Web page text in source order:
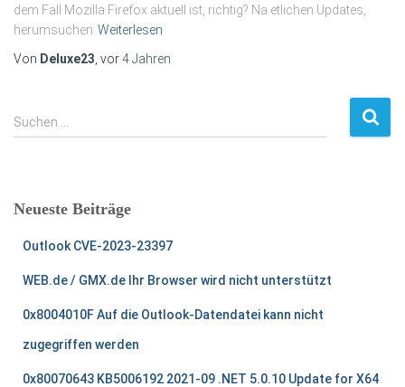
dem Fall Mozilla Firefox aktuell ist, richtig? Na etlichen Updates,
herumsuchen Weiterlesen
Von Deluxe23 , vor4 Jahren
S
u
n
Suchen …
Neueste Beiträge
Outlook CVE-2023-23397
WEB.de / GMX.de Ihr Browser wird nicht unterstützt
0x8004010F Auf die Outlook-Datendatei kann nicht
zugegriffen werden
0x80070643 KB5006192 2021-09 .NET 5.0.10 Update for X64